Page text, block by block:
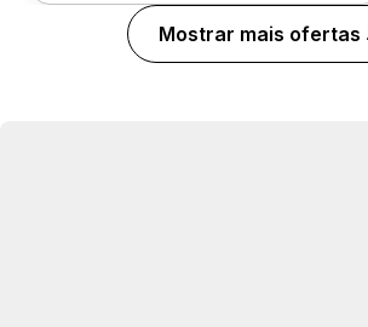
Mostrar mais ofertas